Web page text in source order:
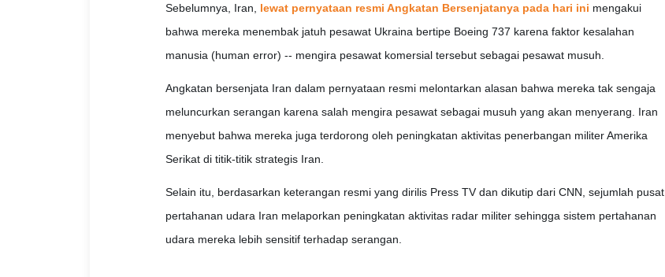
Sebelumnya, Iran, lewat pernyataan resmi Angkatan Bersenjatanya pada hari ini mengakui
bahwa mereka menembak jatuh pesawat Ukraina bertipe Boeing 737 karena faktor kesalahan
manusia (human error) -- mengira pesawat komersial tersebut sebagai pesawat musuh.
Angkatan bersenjata Iran dalam pernyataan resmi melontarkan alasan bahwa mereka tak sengaja
meluncurkan serangan karena salah mengira pesawat sebagai musuh yang akan menyerang. Iran
menyebut bahwa mereka juga terdorong oleh peningkatan aktivitas penerbangan militer Amerika
Serikat di titik-titik strategis Iran.
Selain itu, berdasarkan keterangan resmi yang dirilis Press TV dan dikutip dari CNN, sejumlah pusat
pertahanan udara Iran melaporkan peningkatan aktivitas radar militer sehingga sistem pertahanan
udara mereka lebih sensitif terhadap serangan.